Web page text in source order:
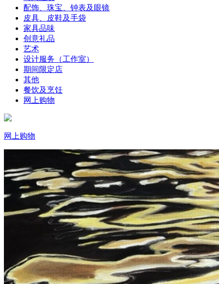
配饰、珠宝、钟表及眼镜
皮具、皮鞋及手袋
家具品味
创意礼品
艺术
设计服务（工作室）
期间限定店
其他
餐饮及烹饪
网上购物
网上购物